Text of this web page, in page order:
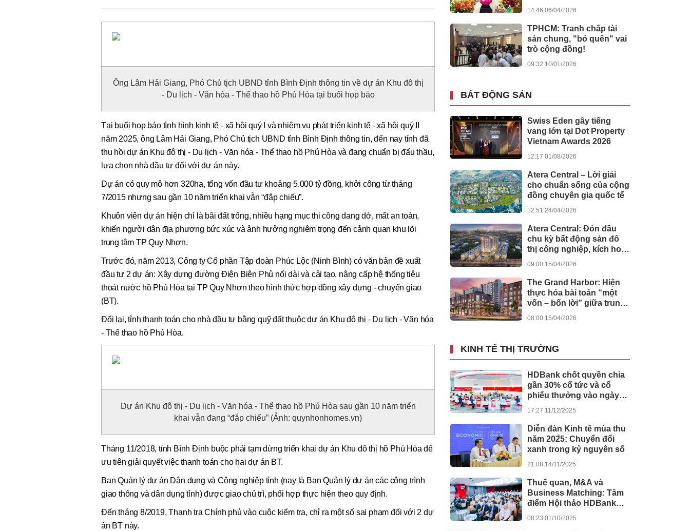
Ông Lâm Hải Giang, Phó Chủ tịch UBND tỉnh Bình Định thông tin về dự án Khu đô thị
- Du lịch - Văn hóa - Thể thao hồ Phú Hòa tại buổi họp báo
Tại buổi họp báo tình hình kinh tế - xã hội quý I và nhiệm vụ phát triển kinh tế - xã hội quý II
năm 2025, ông Lâm Hải Giang, Phó Chủ tịch UBND tỉnh Bình Định thông tin, đến nay tỉnh đã
thu hồi dự án Khu đô thị - Du lịch - Văn hóa - Thể thao hồ Phú Hòa và đang chuẩn bị đấu thầu,
lựa chọn nhà đầu tư đối với dự án này.
Dự án có quy mô hơn 320ha, tổng vốn đầu tư khoảng 5.000 tỷ đồng, khởi công từ tháng
7/2015 nhưng sau gần 10 năm triển khai vẫn “đắp chiếu”.
Khuôn viên dự án hiện chỉ là bãi đất trống, nhiều hạng mục thi công dang dở, mất an toàn,
khiến người dân địa phương bức xúc và ảnh hưởng nghiêm trọng đến cảnh quan khu lõi
trung tâm TP Quy Nhơn.
Trước đó, năm 2013, Công ty Cổ phần Tập đoàn Phúc Lộc (Ninh Bình) có văn bản đề xuất
đầu tư 2 dự án: Xây dựng đường Điện Biên Phủ nối dài và cải tạo, nâng cấp hệ thống tiêu
thoát nước hồ Phú Hòa tại TP Quy Nhơn theo hình thức hợp đồng xây dựng - chuyển giao
(BT).
Đổi lại, tỉnh thanh toán cho nhà đầu tư bằng quỹ đất thuộc dự án Khu đô thị - Du lịch - Văn hóa
- Thể thao hồ Phú Hòa.
Dự án Khu đô thị - Du lịch - Văn hóa - Thể thao hồ Phú Hòa sau gần 10 năm triển
khai vẫn đang “đắp chiếu” (Ảnh: quynhonhomes.vn)
Tháng 11/2018, tỉnh Bình Định buộc phải tạm dừng triển khai dự án Khu đô thị hồ Phú Hòa để
ưu tiên giải quyết việc thanh toán cho hai dự án BT.
Ban Quản lý dự án Dân dụng và Công nghiệp tỉnh (nay là Ban Quản lý dự án các công trình
giao thông và dân dụng tỉnh) được giao chủ trì, phối hợp thực hiện theo quy định.
Đến tháng 8/2019, Thanh tra Chính phủ vào cuộc kiểm tra, chỉ ra một số sai phạm đối với 2 dự
án BT này.
14:46 06/04/2026
TPHCM: Tranh chấp tài
sản chung, "bỏ quên" vai
trò cộng đồng!
09:32 10/01/2026
BẤT ĐỘNG SẢN
Swiss Eden gây tiếng
vang lớn tại Dot Property
Vietnam Awards 2026
12:17 01/08/2026
Atera Central – Lời giải
cho chuẩn sống của cộng
đồng chuyên gia quốc tế
12:51 24/04/2026
Atera Central: Đón đầu
chu kỳ bất động sản đô
thị công nghiệp, kích hoạt
09:00 15/04/2026
The Grand Harbor: Hiện
thực hóa bài toán “một
vốn – bốn lời” giữa trung
08:00 15/04/2026
KINH TẾ THỊ TRƯỜNG
HDBank chốt quyền chia
gần 30% cổ tức và cổ
phiếu thưởng vào ngày
lớn
17:27 11/12/2025
Diễn đàn Kinh tế mùa thu
năm 202̀5: Chuyển đổi
xanh trong kỷ nguyên số
21:08 14/11/2025
Thuế quan, M&A và
Business Matching: Tâm
điểm Hội thảo HDBank
08:23 01/10/2025